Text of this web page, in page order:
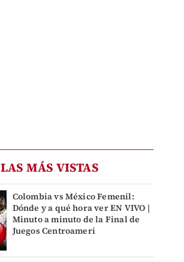
LAS MÁS VISTAS
Colombia vs México Femenil:
Dónde y a qué hora ver EN VIVO |
Minuto a minuto de la Final de
Juegos Centroameri